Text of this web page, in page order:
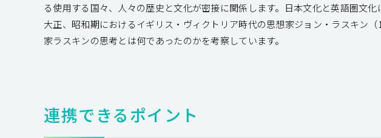
る使用する国々、人々の歴史と文化が密接に関係します。日本文化と英語圏文
大正、昭和期におけるイギリス・ヴィクトリア時代の思想家ジョン・ラスキン
家ラスキンの思考とは何であったのかを考察しています。
連携できるポイント